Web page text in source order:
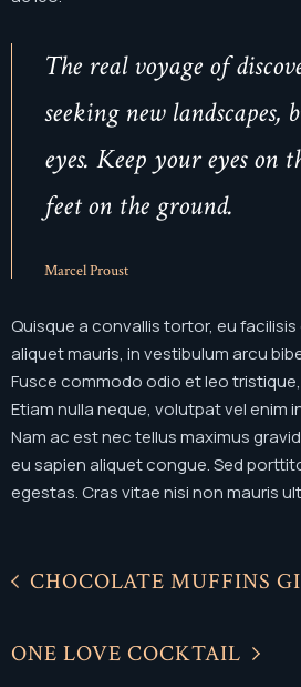
The real voyage of
seeking new
eyes. Keep your eyes on
feet on the ground.
Marcel Proust
Quisque a convallis tortor, eu
aliquet mauris, in vestibulum arcu
Fusce commodo odio et leo
Etiam nulla neque, volutpat vel enim
Nam ac est nec tellus maximus
eu sapien aliquet congue. Sed
egestas. Cras vitae nisi non mauris
CHOCOLATE MUFFINS
ONE LOVE COCKTAIL